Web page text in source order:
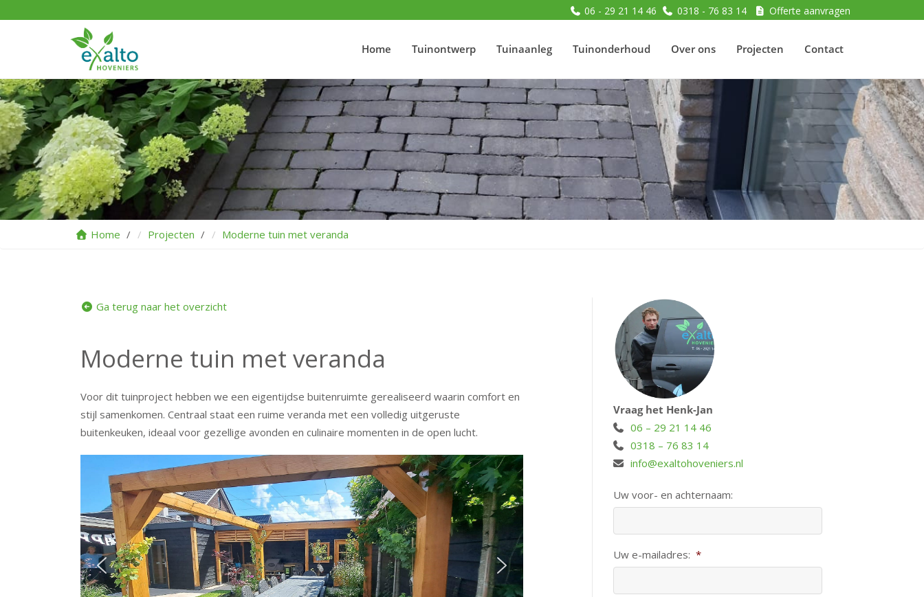
06 - 29 21 14 46 0318 - 76 83 14 Offerte aanvragen
Home Tuinontwerp Tuinaanleg Tuinonderhoud Over ons Projecten Contact
Home Projecten Moderne tuin met veranda
Ga terug naar het overzicht
Moderne tuin met veranda
Voor dit tuinproject hebben we een eigentijdse buitenruimte gerealiseerd waarin comfort en
stijl samenkomen. Centraal staat een ruime veranda met een volledig uitgeruste
buitenkeuken, ideaal voor gezellige avonden en culinaire momenten in de open lucht.
Vraag het Henk-Jan
06 – 29 21 14 46
0318 – 76 83 14
info@exaltohoveniers.nl
Uw voor- en achternaam:
Uw e-mailadres: *